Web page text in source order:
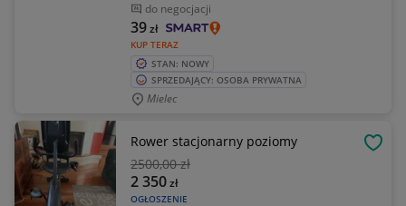
do negocjacji
KUP TERAZ
39zł
STAN: NOWY
SPRZEDAJĄCY: OSOBA PRYWATNA
Mielec
Rower stacjonarny poziomy
2500,00 zł
OGŁOSZENIE
2 350zł